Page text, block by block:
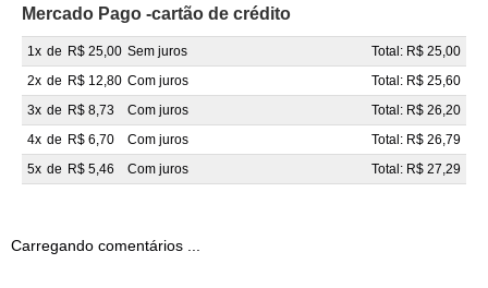
Mercado Pago -cartão de crédito
1x de R$ 25,00 Sem juros
Total: R$ 25,00
2x de R$ 12,80 Com juros
Total: R$ 25,60
3x de R$ 8,73 Com juros
Total: R$ 26,20
4x de R$ 6,70 Com juros
Total: R$ 26,79
5x de R$ 5,46 Com juros Total: R$ 27,29
Carregando comentários ...